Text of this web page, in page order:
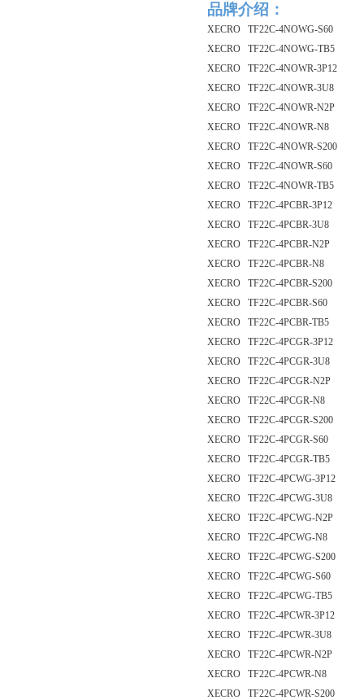
品牌介绍：
XECRO TF22C-4NOWG-S60
XECRO TF22C-4NOWG-TB5
XECRO TF22C-4NOWR-3P12
XECRO TF22C-4NOWR-3U8
XECRO TF22C-4NOWR-N2P
XECRO TF22C-4NOWR-N8
XECRO TF22C-4NOWR-S200
XECRO TF22C-4NOWR-S60
XECRO TF22C-4NOWR-TB5
XECRO TF22C-4PCBR-3P12
XECRO TF22C-4PCBR-3U8
XECRO TF22C-4PCBR-N2P
XECRO TF22C-4PCBR-N8
XECRO TF22C-4PCBR-S200
XECRO TF22C-4PCBR-S60
XECRO TF22C-4PCBR-TB5
XECRO TF22C-4PCGR-3P12
XECRO TF22C-4PCGR-3U8
XECRO TF22C-4PCGR-N2P
XECRO TF22C-4PCGR-N8
XECRO TF22C-4PCGR-S200
XECRO TF22C-4PCGR-S60
XECRO TF22C-4PCGR-TB5
XECRO TF22C-4PCWG-3P12
XECRO TF22C-4PCWG-3U8
XECRO TF22C-4PCWG-N2P
XECRO TF22C-4PCWG-N8
XECRO TF22C-4PCWG-S200
XECRO TF22C-4PCWG-S60
XECRO TF22C-4PCWG-TB5
XECRO TF22C-4PCWR-3P12
XECRO TF22C-4PCWR-3U8
XECRO TF22C-4PCWR-N2P
XECRO TF22C-4PCWR-N8
XECRO TF22C-4PCWR-S200